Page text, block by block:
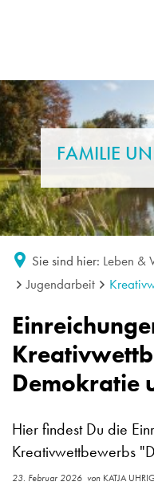
FAMILIE
Sie sind hier: Leben &
Jugendarbeit
Demokratie
Hier findest Du die
Kreativwettbewerbs
23. Februar 2026 von KATJA